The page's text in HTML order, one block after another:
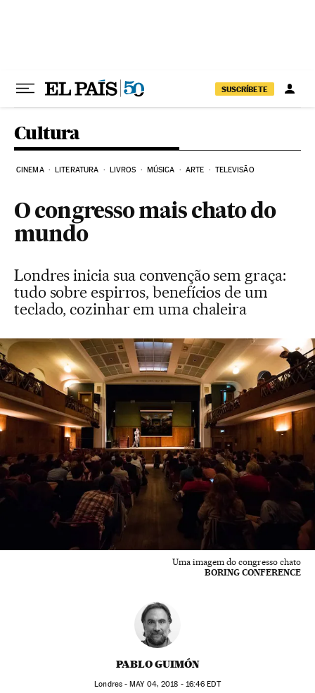
SUSCRÍBETE
Cultura
CINEMA LITERATURA LIVROS MÚSICA ARTE TELEVISÃO
O congresso mais chato do
mundo
Londres inicia sua convenção sem graça:
tudo sobre espirros, benefícios de um
teclado, cozinhar em uma chaleira
Uma imagem do congresso chato
BORING CONFERENCE
PABLO GUIMÓN
Londres -MAY04, 2018 - 16:46 EDT